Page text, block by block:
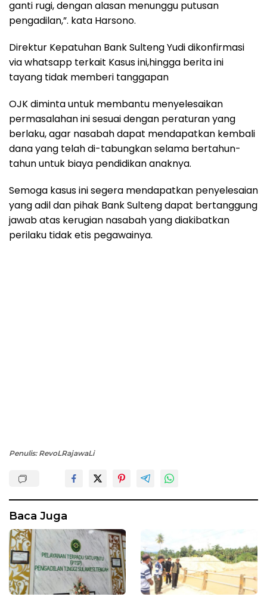
ganti rugi, dengan alasan menunggu putusan
pengadilan,”. kata Harsono.
Direktur Kepatuhan Bank Sulteng Yudi dikonfirmasi
via whatsapp terkait Kasus ini,hingga berita ini
tayang tidak memberi tanggapan
OJK diminta untuk membantu menyelesaikan
permasalahan ini sesuai dengan peraturan yang
berlaku, agar nasabah dapat mendapatkan kembali
dana yang telah di-tabungkan selama bertahun-
tahun untuk biaya pendidikan anaknya.
Semoga kasus ini segera mendapatkan penyelesaian
yang adil dan pihak Bank Sulteng dapat bertanggung
jawab atas kerugian nasabah yang diakibatkan
perilaku tidak etis pegawainya.
Penulis: RevoLRajawaLi
Baca Juga